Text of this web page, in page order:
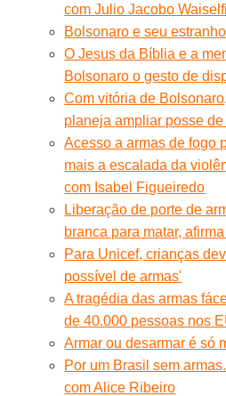
com Julio Jacobo
Bolsonaro e seu
O Jesus da Bíblia e a
Bolsonaro o gesto de
Com vitória de
planeja ampliar posse
Acesso a armas de fogo
mais a escalada da
com Isabel Figueiredo
Liberação de porte de
branca para matar,
Para Unicef, crianças
possível de armas'
A tragédia das armas
de 40.000 pessoas nos
Armar ou desarmar é só
Por um Brasil sem
com Alice Ribeiro